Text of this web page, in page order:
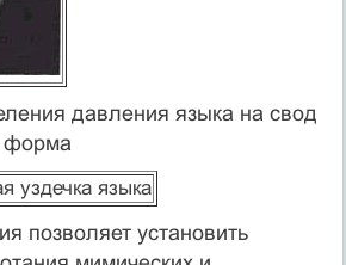
давле­ния языка на свод
форма
уздечка язы­ка
позволяет установить